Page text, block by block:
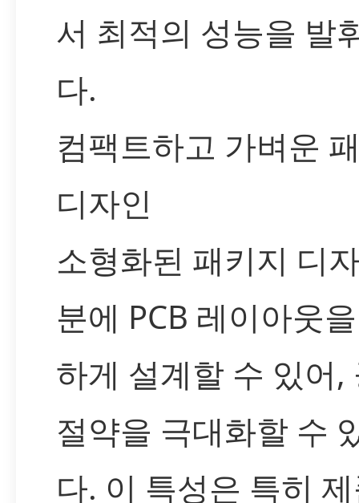
서 최적의 성능을 발
다.
컴팩트하고 가벼운
디자인
소형화된 패키지 디
분에 PCB 레이아웃
하게 설계할 수 있어,
절약을 극대화할 수
다. 이 특성은 특히